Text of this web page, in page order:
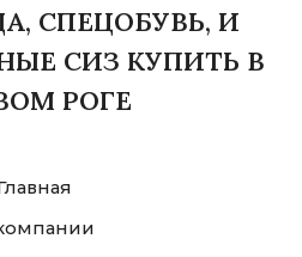
СПЕЦОБУВЬ, И
СИЗ КУПИТЬ В
РОГЕ